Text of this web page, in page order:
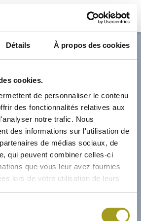
Détails À propos des cookies
cookies.
de personnaliser le contenu
des fonctionnalités relatives aux
notre trafic. Nous
des informations sur l'utilisation de
de médias sociaux, de
qui peuvent combiner celles-ci
que vous leur avez fournies
lors de votre utilisation de leurs
32,70€